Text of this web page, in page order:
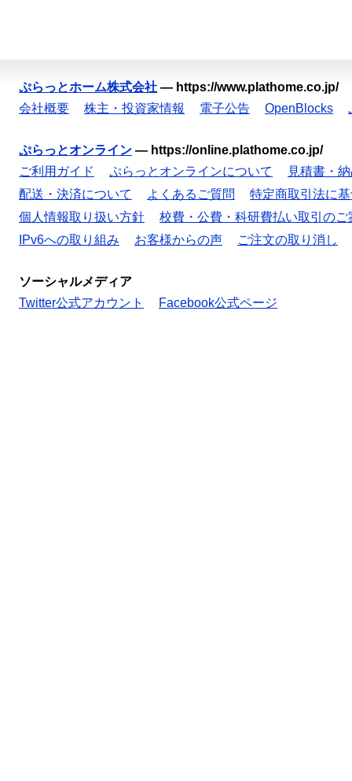
ぷらっとホーム株式会社 — https://www.plathome.co.jp/
会社概要
株主・投資家情報 電子公告 OpenBlocks
ぷらっとオンライン — https://online.plathome.co.jp/
ご利用ガイド
ぷらっとオンラインについて
見積書・
配送・決済について
よくあるご質問
特定商取引法に
個人情報取り扱い方針
校費・公費・科研費払い取引のご
IPv6への取り組み
お客様からの声 ご注文の取り消し
ソーシャルメディア
Twitter公式アカウント
Facebook公式ページ